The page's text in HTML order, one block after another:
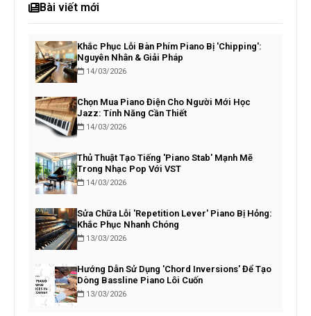
Bài viết mới
Khắc Phục Lỗi Bàn Phím Piano Bị 'Chipping':
Nguyên Nhân & Giải Pháp
14/03/2026
Chọn Mua Piano Điện Cho Người Mới Học
Jazz: Tính Năng Cần Thiết
14/03/2026
Thủ Thuật Tạo Tiếng 'Piano Stab' Mạnh Mẽ
Trong Nhạc Pop Với VST
14/03/2026
Sửa Chữa Lỗi 'Repetition Lever' Piano Bị Hỏng:
Khắc Phục Nhanh Chóng
13/03/2026
Hướng Dẫn Sử Dụng 'Chord Inversions' Để Tạo
Dòng Bassline Piano Lôi Cuốn
13/03/2026